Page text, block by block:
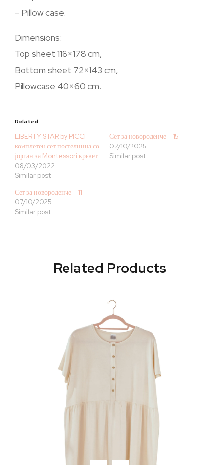
– Pillow case.
Dimensions:
Top sheet 118×178 cm,
Bottom sheet 72×143 cm,
Pillowcase 40×60 cm.
Related
LIBERTY STAR by PICCI –
комплетен сет постелнина со
јорган за Montessori кревет
08/03/2022
Similar post
Сет за новороденче – 15
07/10/2025
Similar post
Сет за новороденче – 11
07/10/2025
Similar post
Related Products